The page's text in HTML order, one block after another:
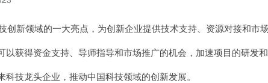
新领域的一大亮点，为创新企业提供技术支持、资源对接和市场
获得资金支持、导师指导和市场推广的机会，加速项目的研发和
技龙头企业，推动中国科技领域的创新发展。